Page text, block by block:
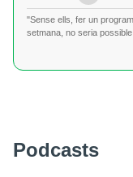
"Sense ells, fer un
setmana, no seria
Podcasts